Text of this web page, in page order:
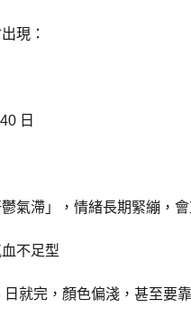
現：
日
滯」，情緒長期緊繃，會
不足型
完，顏色偏淺，甚至要靠